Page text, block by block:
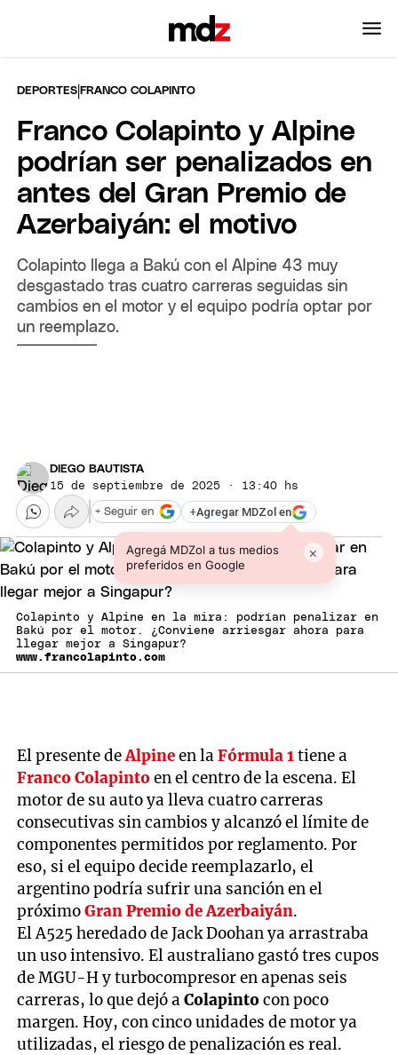
DEPORTES |FRANCO COLAPINTO
Franco Colapinto y Alpine
podrían ser penalizados en
antes del Gran Premio de
Azerbaiyán: el motivo
Colapinto llega a Bakú con el Alpine 43 muy
desgastado tras cuatro carreras seguidas sin
cambios en el motor y el equipo podría optar por
un reemplazo.
DIEGO BAUTISTA
15 de septiembre de 2025 · 13:40 hs
+Agregar MDZol en
Agregá MDZol a tus medios
preferidos en Google
×
+ Seguir en
Colapinto y Alpine en la mira: podrían penalizar en
Bakú por el motor. ¿Conviene arriesgar ahora para
llegar mejor a Singapur?
www.francolapinto.com
El presente deAlpineen laFórmula 1tiene a
Franco Colapintoen el centro de la escena. El
motor de su auto ya lleva cuatro carreras
consecutivas sin cambios y alcanzó el límite de
componentes permitidos por reglamento. Por
eso, si el equipo decide reemplazarlo, el
argentino podría sufrir una sanción en el
próximoGran Premio de Azerbaiyán.
El A525 heredado de Jack Doohan ya arrastraba
un uso intensivo. El australiano gastó tres cupos
de MGU-H y turbocompresor en apenas seis
carreras, lo que dejó aColapintocon poco
margen. Hoy, con cinco unidades de motor ya
utilizadas, el riesgo de penalización es real.